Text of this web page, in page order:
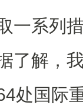
一系列
了解，
处国际